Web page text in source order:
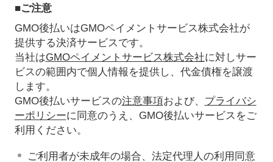
■ご注意
GMO後払いはGMOペイメントサービス株式会社が
提供する決済サービスです。
当社はGMOペイメントサービス株式会社に対しサー
ビスの範囲内で個人情報を提供し、代金債権を譲渡
します。
GMO後払いサービスの注意事項および、 プライバシ
ーポリシーに同意のうえ、GMO後払いサービスをご
利用ください。
ご利用者が未成年の場合、法定代理人の利用同意